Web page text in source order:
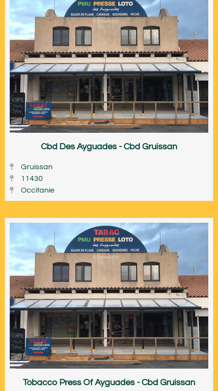
Cbd Des Ayguades - Cbd Gruissan
Gruissan
11430
Occitanie
Tobacco Press Of Ayguades - Cbd Gruissan